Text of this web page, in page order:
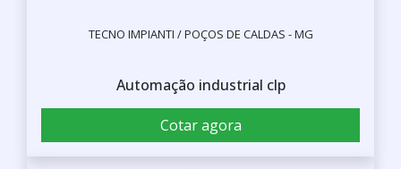
TECNO IMPIANTI / POÇOS DE CALDAS - MG
Automação industrial clp
Cotar agora